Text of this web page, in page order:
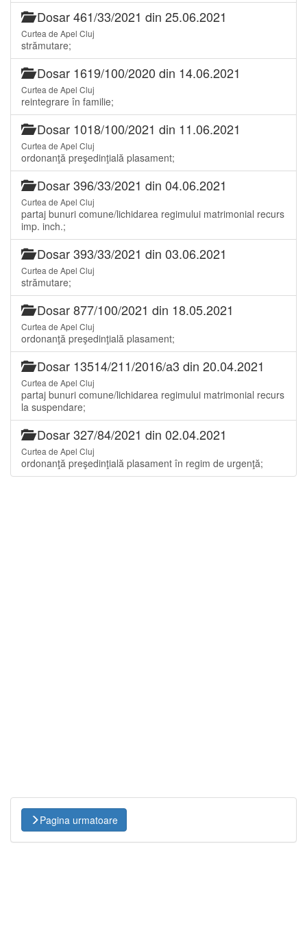
Dosar 461/33/2021 din 25.06.2021
Curtea de Apel Cluj
strămutare;
Dosar 1619/100/2020 din 14.06.2021
Curtea de Apel Cluj
reintegrare în familie;
Dosar 1018/100/2021 din 11.06.2021
Curtea de Apel Cluj
ordonanţă preşedinţială plasament;
Dosar 396/33/2021 din 04.06.2021
Curtea de Apel Cluj
partaj bunuri comune/lichidarea regimului matrimonial recurs
imp. inch.;
Dosar 393/33/2021 din 03.06.2021
Curtea de Apel Cluj
strămutare;
Dosar 877/100/2021 din 18.05.2021
Curtea de Apel Cluj
ordonanţă preşedinţială plasament;
Dosar 13514/211/2016/a3 din 20.04.2021
Curtea de Apel Cluj
partaj bunuri comune/lichidarea regimului matrimonial recurs
la suspendare;
Dosar 327/84/2021 din 02.04.2021
Curtea de Apel Cluj
ordonanţă preşedinţială plasament în regim de urgenţă;
Pagina urmatoare